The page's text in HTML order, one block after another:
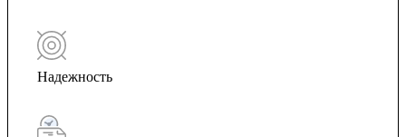
Надежность